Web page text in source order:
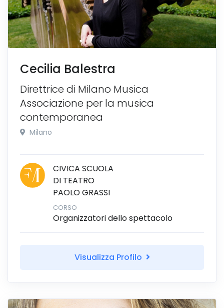
Cecilia Balestra
Direttrice di Milano Musica
Associazione per la musica
contemporanea
Milano
CIVICA SCUOLA
DI TEATRO
PAOLO GRASSI
CORSO
Organizzatori dello spettacolo
Visualizza Profilo